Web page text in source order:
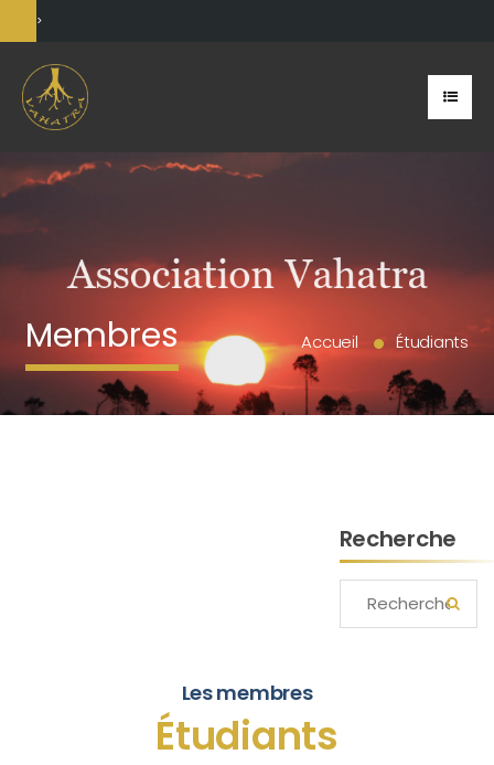
>
Membres Accueil Étudiants
Recherche
Les membres
Étudiants